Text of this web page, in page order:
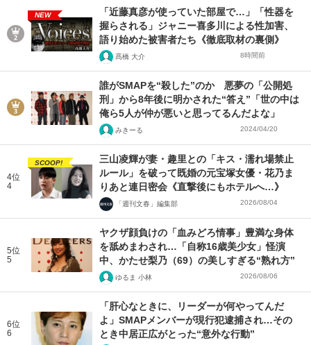
NEW
「近藤真彦が使っていた部屋で…」「性器を
握らされる」ジャニー喜多川による性加害、
語り始めた被害者たち《徹底取材の裏側》
髙橋 大介 8時間前
誰がSMAPを“殺した”のか 悪夢の「公開処
刑」から8年後に明かされた“答え”「世の中は
俺ら5人が仲が悪いと思ってるんだよな」
みきーる 2024/04/20
4位
4
SCOOP!
三山凌輝が妻・趣里との「キス・濡れ場禁止
ルール」を破って既婚の元宝塚女優・花乃ま
りあと連日密会《直撃後にもホテルへ…》
「週刊文春」編集部 2026/08/04
5位
5
ヤクザ顔負けの「血みどろ情事」豊満な身体
を舐めまわされ…「自称16歳美少女」怪演
中、かたせ梨乃（69）の美しすぎる“熟れ方”
ゆるま 小林 2026/08/06
6位
6
「肝心なときに、リーダーが何やってんだ
よ」SMAPメンバーが現行犯逮捕され…その
とき中居正広がとった“意外な行動”